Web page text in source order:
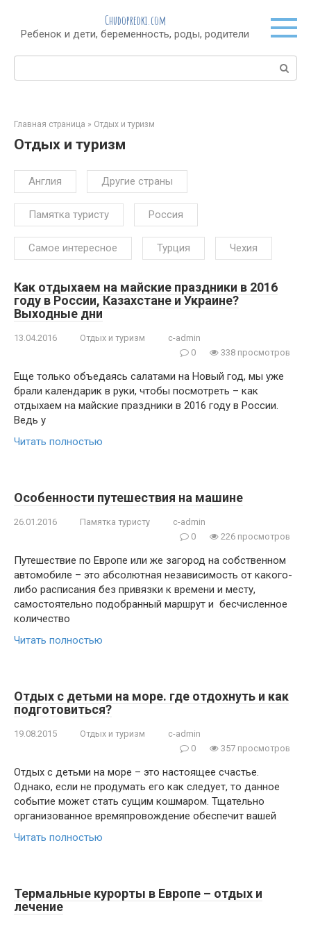
контенту
Chudopredki.com
Ребенок и дети, беременность, роды, родители
Поиск:
Главная страница » Отдых и туризм
Отдых и туризм
Англия Другие страны
Памятка туристу Россия
Самое интересное Турция Чехия
Как отдыхаем на майские праздники в 2016
году в России, Казахстане и Украине?
Выходные дни
13.04.2016 Отдых и туризм
c-admin
0
338 просмотров
Еще только объедаясь салатами на Новый год, мы уже
брали календарик в руки, чтобы посмотреть – как
отдыхаем на майские праздники в 2016 году в России.
Ведь у
Читать полностью
Особенности путешествия на машине
26.01.2016 Памятка туристу
c-admin
0
226 просмотров
Путешествие по Европе или же загород на собственном
автомобиле – это абсолютная независимость от какого-
либо расписания без привязки к времени и месту,
самостоятельно подобранный маршрут и бесчисленное
количество
Читать полностью
Отдых с детьми на море. где отдохнуть и как
подготовиться?
19.08.2015 Отдых и туризм
c-admin
0
357 просмотров
Отдых с детьми на море – это настоящее счастье.
Однако, если не продумать его как следует, то данное
событие может стать сущим кошмаром. Тщательно
организованное времяпровождение обеспечит вашей
Читать полностью
Термальные курорты в Европе – отдых и
лечение